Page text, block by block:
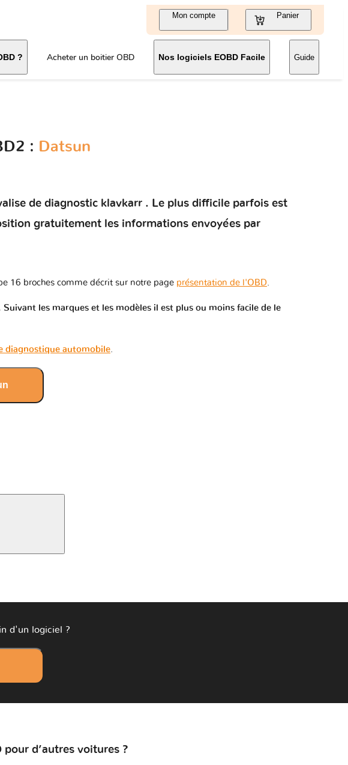
Mon compte Panier
? Acheter un boitier OBD Nos logiciels EOBD Facile Guide
: Datsun
de diagnostic klavkarr . Le plus difficile parfois est
gratuitement les informations envoyées par
16 broches comme décrit sur notre page présentation de l'OBD
les marques et les modèles il est plus ou moins facile de le
diagnostique automobile
d'un logiciel ?
d’autres voitures ?